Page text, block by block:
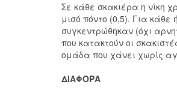
Σε κάθε σκακιέρα η νίκη
μισό πόντο (0,5). Για κάθε
συγκεντρώθηκαν (όχι
που κατακτούν οι
ομάδα που χάνει χωρίς
ΔΙΑΦΟΡΑ